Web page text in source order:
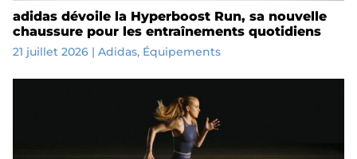
adidas dévoile la Hyperboost Run, sa nouvelle
chaussure pour les entraînements quotidiens
21 juillet 2026| Adidas, Équipements